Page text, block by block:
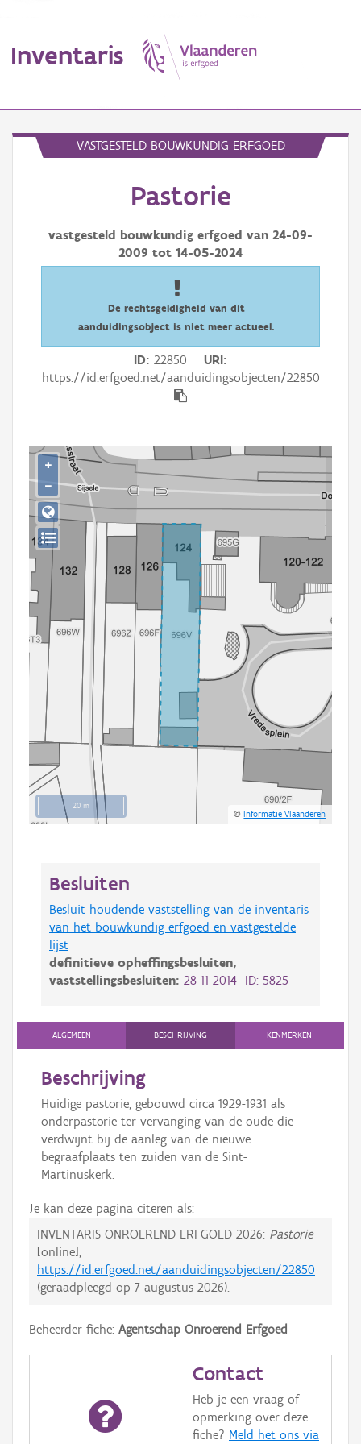
Inventaris
Aanduidingsobject
Waarneming
Persoon of collectief
Aanmelden
VASTGESTELD BOUWKUNDIG ERFGOED
Pastorie
vastgesteld bouwkundig erfgoed van 24-09-
2009 tot 14-05-2024
De rechtsgeldigheid van dit
aanduidingsobject is niet meer actueel.
ID 22850
URI
https://id.erfgoed.net/aanduidingsobjecten/22850
20 m
©Informatie Vlaanderen
+
−
Besluiten
Besluit houdende vaststelling van de inventaris
van het bouwkundig erfgoed en vastgestelde
lijst
definitieve opheffingsbesluiten,
vaststellingsbesluiten: 28-11-2014 ID: 5825
ALGEMEEN BESCHRIJVING KENMERKEN
Beschrijving
Huidige pastorie, gebouwd circa 1929-1931 als
onderpastorie ter vervanging van de oude die
verdwijnt bij de aanleg van de nieuwe
begraafplaats ten zuiden van de Sint-
Martinuskerk.
Je kan deze pagina citeren als:
INVENTARIS ONROEREND ERFGOED 2026: Pastorie
[online],
https://id.erfgoed.net/aanduidingsobjecten/22850
(geraadpleegd op 7 augustus 2026).
Beheerder fiche: Agentschap Onroerend Erfgoed
Contact
Heb je een vraag of
opmerking over deze
fiche? Meld het ons via